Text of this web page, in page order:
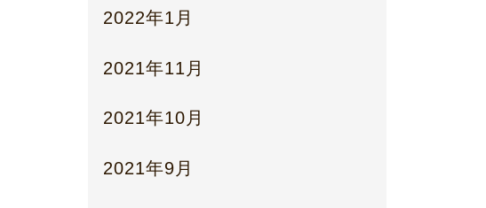
2022年1月
2021年11月
2021年10月
2021年9月